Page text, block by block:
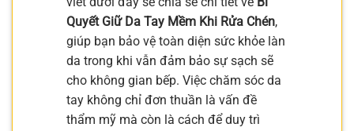
Quyết Giữ Da Tay Mềm Khi Rửa Chén,
giúp bạn bảo vệ toàn diện sức khỏe làn
da trong khi vẫn đảm bảo sự sạch sẽ
cho không gian bếp. Việc chăm sóc da
tay không chỉ đơn thuần là vấn đề
thẩm mỹ mà còn là cách để duy trì